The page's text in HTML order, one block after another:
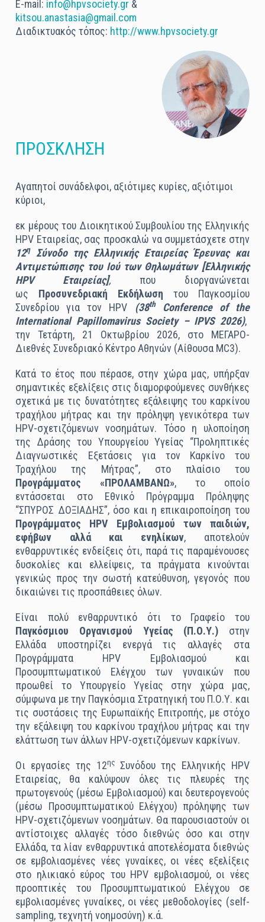
E-mail: info@hpvsociety.gr &
kitsou.anastasia@gmail.com
Διαδικτυακός τόπος: http://www.hpvsociety.gr
ΠΡΟΣΚΛΗΣΗ
Αγαπητοί συνάδελφοι, αξιότιμες κυρίες, αξιότιμοι
κύριοι,
εκ μέρους του Διοικητικού Συμβουλίου της Ελληνικής
HPV Εταιρείας, σας προσκαλώ να συμμετάσχετε στην
12ηΣύνοδο της Ελληνικής Εταιρείας Έρευνας και
Αντιμετώπισης του Ιού των Θηλωμάτων [Ελληνικής
HPVΕταιρείας], που διοργανώνεται
ως Προσυνεδριακή Εκδήλωση του Παγκοσμίου
Συνεδρίου για τον HPV (38thConferenceofthe
InternationalPapillomavirusSociety– IPVS2026),
την Τετάρτη, 21 Οκτωβρίου 2026, στο ΜΕΓΑΡΟ-
Διεθνές Συνεδριακό Κέντρο Αθηνών (Αίθουσα MC3).
Κατά το έτος που πέρασε, στην χώρα μας, υπήρξαν
σημαντικές εξελίξεις στις διαμορφούμενες συνθήκες
σχετικά με τις δυνατότητες εξάλειψης του καρκίνου
τραχήλου μήτρας και την πρόληψη γενικότερα των
HPV-σχετιζόμενων νοσημάτων. Τόσο η υλοποίηση
της Δράσης του Υπουργείου Υγείας “Προληπτικές
Διαγνωστικές Εξετάσεις για τον Καρκίνο του
Τραχήλου της Μήτρας”, στο πλαίσιο του
Προγράμματος «ΠΡΟΛΑΜΒΑΝΩ», το οποίο
εντάσσεται στο Εθνικό Πρόγραμμα Πρόληψης
“ΣΠΥΡΟΣ ΔΟΞΙΑΔΗΣ”, όσο και η επικαιροποίηση του
Προγράμματος HPV Εμβολιασμού των παιδιών,
εφήβων αλλά και ενηλίκων, αποτελούν
ενθαρρυντικές ενδείξεις ότι, παρά τις παραμένουσες
δυσκολίες και ελλείψεις, τα πράγματα κινούνται
γενικώς προς την σωστή κατεύθυνση, γεγονός που
δικαιώνει τις προσπάθειες όλων.
Είναι πολύ ενθαρρυντικό ότι το Γραφείο του
Παγκόσμιου Οργανισμού Υγείας (Π.Ο.Υ.) στην
Ελλάδα υποστηρίζει ενεργά τις αλλαγές στα
Προγράμματα HPV Εμβολιασμού και
Προσυμπτωματικού Ελέγχου των γυναικών που
προωθεί το Υπουργείο Υγείας στην χώρα μας,
σύμφωνα με την Παγκόσμια Στρατηγική του Π.Ο.Υ. και
τις συστάσεις της Ευρωπαϊκής Επιτροπής, με στόχο
την εξάλειψη του καρκίνου τραχήλου μήτρας και την
ελάττωση των άλλων HPV-σχετιζόμενων καρκίνων.
Οι εργασίες της 12ης Συνόδου της Ελληνικής HPV
Εταιρείας, θα καλύψουν όλες τις πλευρές της
πρωτογενούς (μέσω Εμβολιασμού) και δευτερογενούς
(μέσω Προσυμπτωματικού Ελέγχου) πρόληψης των
HPV-σχετιζόμενων νοσημάτων. Θα παρουσιαστούν οι
αντίστοιχες αλλαγές τόσο διεθνώς όσο και στην
Ελλάδα, τα λίαν ενθαρρυντικά αποτελέσματα διεθνώς
σε εμβολιασμένες νέες γυναίκες, οι νέες εξελίξεις
στο ηλικιακό εύρος του HPV εμβολιασμού, οι νέες
προοπτικές του Προσυμπτωματικού Ελέγχου σε
εμβολιασμένες γυναίκες, οι νέες μεθοδολογίες (self-
sampling, τεχνητή νοημοσύνη) κ.ά.